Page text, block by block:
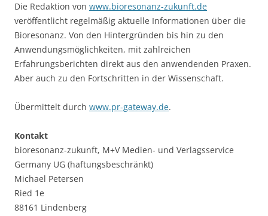
Die Redaktion von www.bioresonanz-zukunft.de
veröffentlicht regelmäßig aktuelle Informationen über die
Bioresonanz. Von den Hintergründen bis hin zu den
Anwendungsmöglichkeiten, mit zahlreichen
Erfahrungsberichten direkt aus den anwendenden Praxen.
Aber auch zu den Fortschritten in der Wissenschaft.
Übermittelt durch www.pr-gateway.de.
Kontakt
bioresonanz-zukunft, M+V Medien- und Verlagsservice
Germany UG (haftungsbeschränkt)
Michael Petersen
Ried 1e
88161 Lindenberg